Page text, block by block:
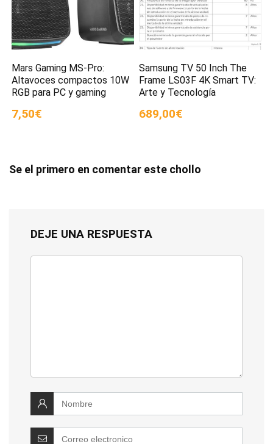
Mars Gaming MS-Pro:
Altavoces compactos 10W
RGB para PC y gaming
7,50€
Samsung TV 50 Inch The
Frame LS03F 4K Smart TV:
Arte y Tecnología
689,00€
Se el primero en comentar este chollo
DEJE UNA RESPUESTA